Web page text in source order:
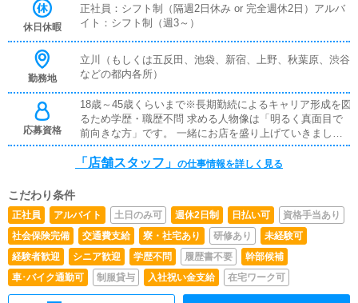
す。《仕事内容》女性送迎業務、その他サポート業務《応
募年齢・資格》18歳以上～50歳位まで要普通自動車免許運
転が好きな方、清潔感のある方※業界経験不問《勤務時
間》9時 ～ 翌5時の間で1日5時間～
心してご応募ください。
休日休暇
正社員：シフト制（隔週2日休み or 完全週休2日）アルバ
イト：シフト制（週3～）
勤務地
立川（もしくは五反田、池袋、新宿、上野、秋葉原、渋谷
などの都内各所）
応募資格
18歳～45歳くらいまで※長期勤続によるキャリア形成を図
るため学歴・職歴不問 求める人物像は「明るく真面目で
前向きな方」です。 一緒にお店を盛り上げていきましょ
う！
「店舗スタッフ」 の仕事情報を詳しく見る
こだわり条件
正社員 アルバイト 土日のみ可 週休2日制 日払い可
資格手当あり
社会保険完備
交通費支給 寮・社宅あり 研修あり
未経験可
経験者歓迎
シニア歓迎 学歴不問 履歴書不要
幹部候補
車･バイク通勤可
制服貸与 入社祝い金支給 在宅ワーク可